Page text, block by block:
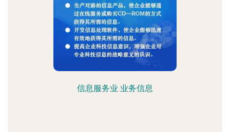
信息服务业 业务信息